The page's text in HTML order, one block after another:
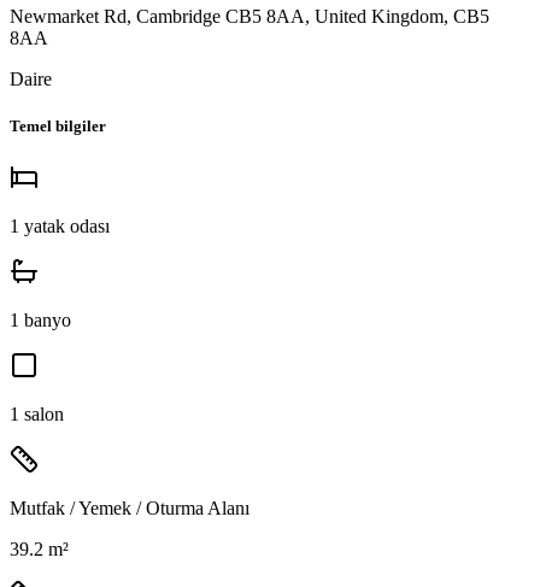
Newmarket Rd, Cambridge CB5 8AA, United Kingdom, CB5
8AA
Daire
Temel bilgiler
1 yatak odası
1 banyo
1 salon
Mutfak / Yemek / Oturma Alanı
39.2 m²